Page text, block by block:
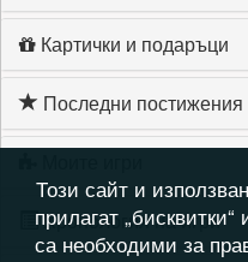
Картички и подаръци
Последни постижения
Хронология на игри
Този сайт и
прилагат
са необходими за